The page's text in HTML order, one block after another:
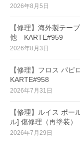
2026年8月5日
【修理】海外製テー
他 KARTE#959
2026年8月3日
【修理】フロス パ
KARTE#958
2026年7月31日
【修理】ルイス ポ
ル] 傷修理（再塗装
2026年7月29日